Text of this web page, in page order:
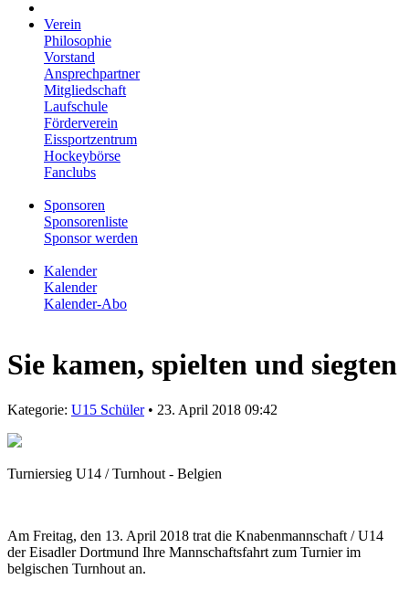
Verein
Philosophie
Vorstand
Ansprechpartner
Mitgliedschaft
Laufschule
Förderverein
Eissportzentrum
Hockeybörse
Fanclubs
Sponsoren
Sponsorenliste
Sponsor werden
Kalender
Kalender
Kalender-Abo
Sie kamen, spielten und siegten
Kategorie: U15 Schüler• 23. April 2018 09:42
Turniersieg U14 / Turnhout - Belgien
Am Freitag, den 13. April 2018 trat die Knabenmannschaft / U14
der Eisadler Dortmund Ihre Mannschaftsfahrt zum Turnier im
belgischen Turnhout an.